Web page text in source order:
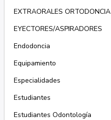
EXTRAORALES ORTODONCIA
EYECTORES/ASPIRADORES
Endodoncia
Equipamiento
Especialidades
Estudiantes
Estudiantes Odontología